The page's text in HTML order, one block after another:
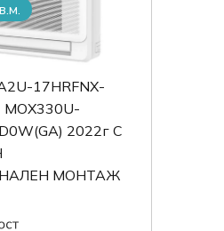
17HRFNX-
MOX330U-
2022г С
МОНТАЖ